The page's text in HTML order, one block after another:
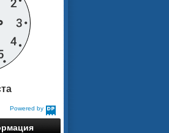
Powered by
DaysPedia.com